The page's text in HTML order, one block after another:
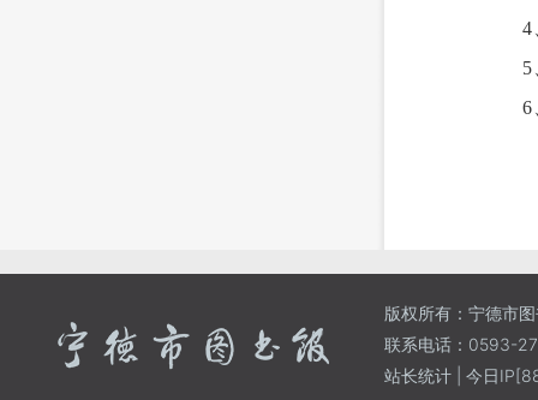
4
5
6
版权所有：宁德市
联系电话：0593-
站长统计 | 今日